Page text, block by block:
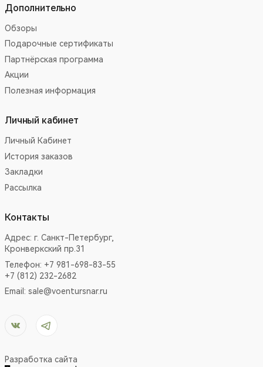
Дополнительно
Обзоры
Подарочные сертификаты
Партнёрская программа
Акции
Полезная информация
Личный кабинет
Личный Кабинет
История заказов
Закладки
Рассылка
Контакты
Адрес: г. Санкт-Петербург,
Кронверкский пр.31
Телефон: +7 981-698-83-55
+7 (812) 232-2682
Email: sale@voentursnar.ru
Разработка сайта